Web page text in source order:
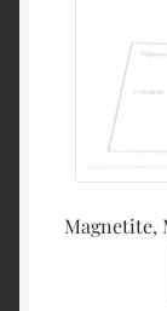
Magnetite,